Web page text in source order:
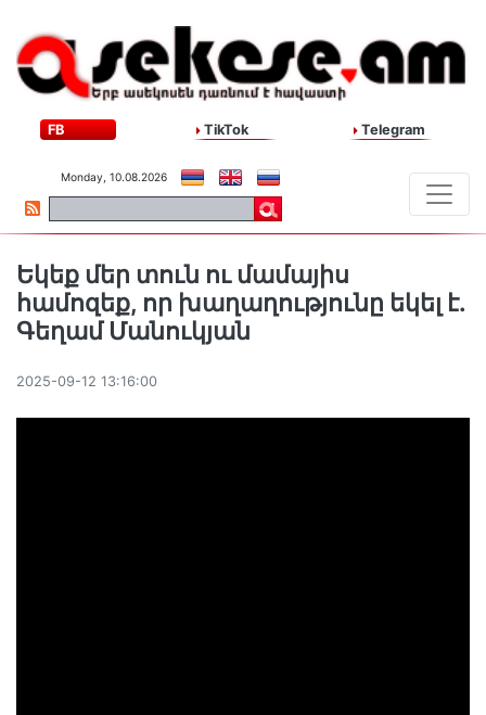
FB TikTok Telegram
Monday, 10.08.2026
Եկեք մեր տուն ու մամայիս
համոզեք, որ խաղաղությունը եկել է.
Գեղամ Մանուկյան
2025-09-12 13:16:00